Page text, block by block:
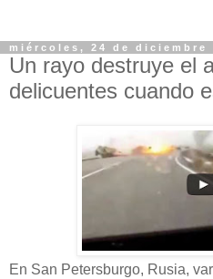
miércoles, 24 de diciembre
Un rayo destruye el
delicuentes cuando
En San Petersburgo, Rusia,